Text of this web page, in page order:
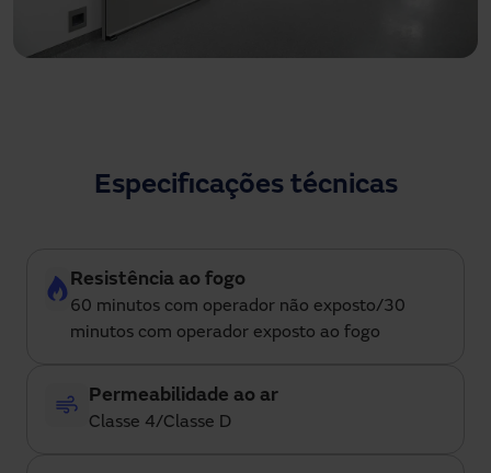
Acabamento em HPL com uma escolha de até 10
acabamentos.
Especificações técnicas
Resistência ao fogo
60 minutos com operador não exposto/30
minutos com operador exposto ao fogo
Permeabilidade ao ar
Classe 4/Classe D